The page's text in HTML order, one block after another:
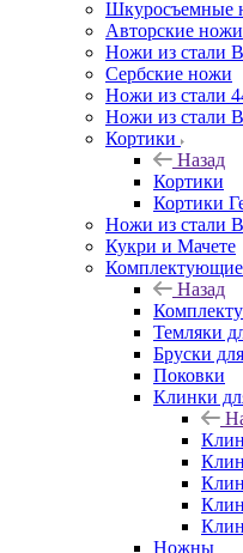
Шкуросъемные
Авторские ножи
Ножи из стали
Сербские ножи
Ножи из стали
Ножи из стали
Кортики
Назад
Кортики
Кортики
Ножи из стали
Кукри и Мачете
Назад
Темляки
Бруски
Поковки
Клинки
Ножны